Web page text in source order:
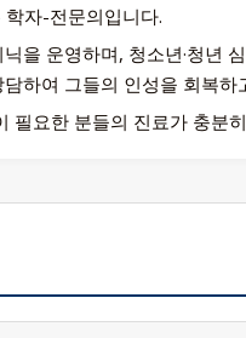
자-전문의입니다.
을 운영하며, 청소년·청년
하여 그들의 인성을 회복하
필요한 분들의 진료가 충분